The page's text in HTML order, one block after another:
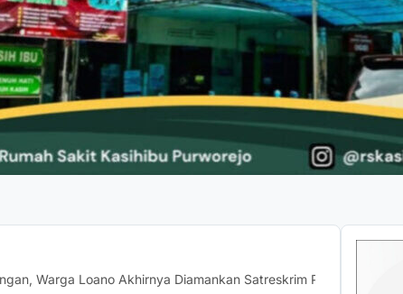
Warga Loano Akhirnya Diamankan Satreskrim Polres Purworejo